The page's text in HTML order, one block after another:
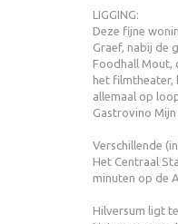
LIGGING:
Deze fijne
Graef, nabij de
Foodhall Mout,
het filmtheater,
allemaal op
Gastrovino
Verschillende
Het Centraal
minuten op de
Hilversum ligt